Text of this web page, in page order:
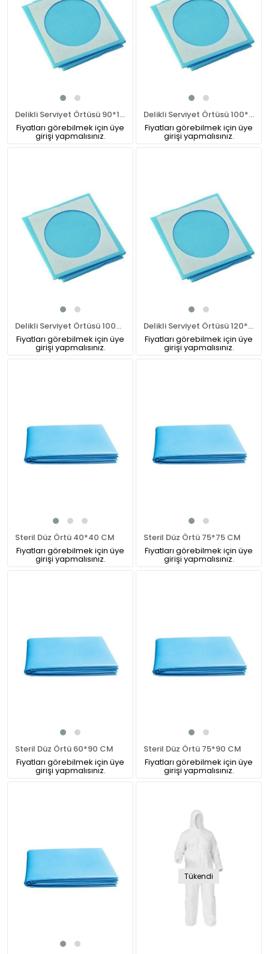
Delikli Serviyet Örtüsü 90*120cm
Fiyatları görebilmek için üye
girişi yapmalısınız.
Delikli Serviyet Örtüsü 100*100 cm
Fiyatları görebilmek için üye
girişi yapmalısınız.
Delikli Serviyet Örtüsü 100X150 CM
Fiyatları görebilmek için üye
girişi yapmalısınız.
Delikli Serviyet Örtüsü 120*150cm
Fiyatları görebilmek için üye
girişi yapmalısınız.
Steril Düz Örtü 40*40 CM
Fiyatları görebilmek için üye
girişi yapmalısınız.
Steril Düz Örtü 75*75 CM
Fiyatları görebilmek için üye
girişi yapmalısınız.
Steril Düz Örtü 60*90 CM
Fiyatları görebilmek için üye
girişi yapmalısınız.
Steril Düz Örtü 75*90 CM
Fiyatları görebilmek için üye
girişi yapmalısınız.
Tükendi